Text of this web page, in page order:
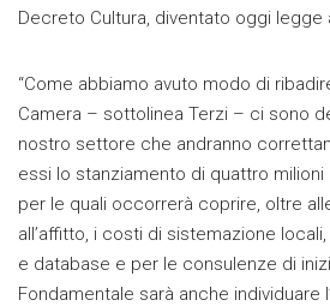
Decreto Cultura, diventato oggi legge
“Come abbiamo avuto modo di
Camera – sottolinea Terzi – ci sono
nostro settore che andranno
essi lo stanziamento di quattro milioni
per le quali occorrerà coprire, oltre
all’affitto, i costi di sistemazione
e database e per le consulenze di
Fondamentale sarà anche individuare